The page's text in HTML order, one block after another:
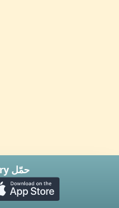
حمّل Professory الآن